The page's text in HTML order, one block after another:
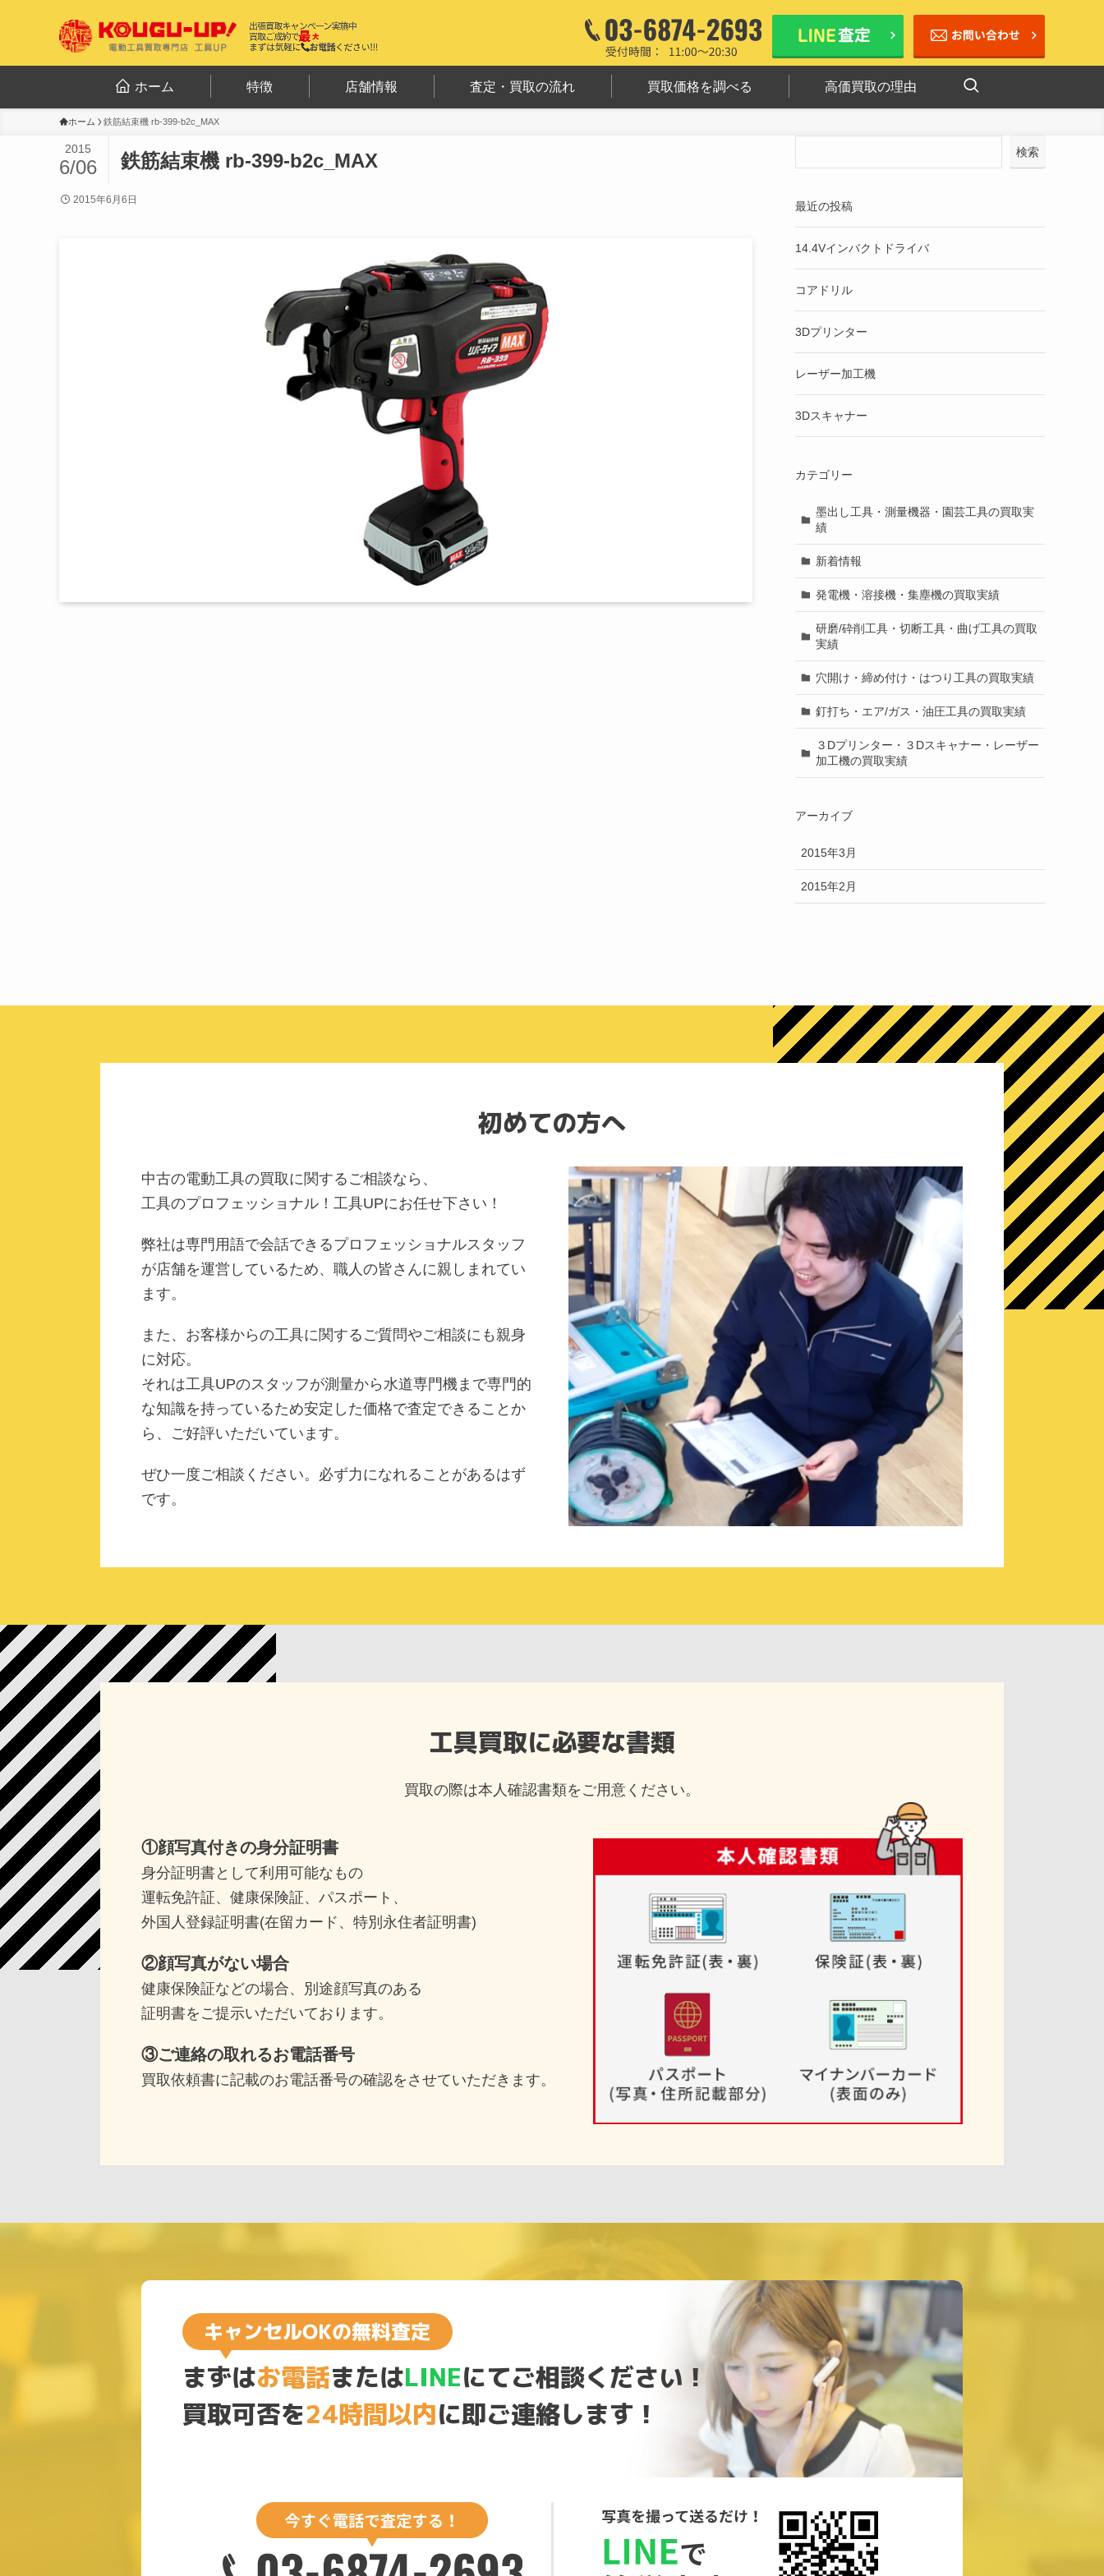
ホーム 特徴 店舗情報 査定・買取の流れ 買取価格を調べる 高価買取の理由
ホーム 鉄筋結束機 rb-399-b2c_MAX
鉄筋結束機 rb-399-b2c_MAX
2015
6/06
2015年6月6日
検索
最近の投稿
14.4Vインバクトドライバ
コアドリル
3Dプリンター
レーザー加工機
3Dスキャナー
カテゴリー
墨出し工具・測量機器・園芸工具の買取実
績
新着情報
発電機・溶接機・集塵機の買取実績
研磨/砕削工具・切断工具・曲げ工具の買取
実績
穴開け・締め付け・はつり工具の買取実績
釘打ち・エア/ガス・油圧工具の買取実績
３Dプリンター・３Dスキャナー・レーザー
加工機の買取実績
アーカイブ
2015年3月
2015年2月
初めての方へ
中古の電動工具の買取に関するご相談なら、
工具のプロフェッショナル！工具UPにお任せ下さい！
弊社は専門用語で会話できるプロフェッショナルスタッフ
が店舗を運営しているため、職人の皆さんに親しまれてい
ます。
また、お客様からの工具に関するご質問やご相談にも親身
に対応。
それは工具UPのスタッフが測量から水道専門機まで専門的
な知識を持っているため安定した価格で査定できることか
ら、ご好評いただいています。
ぜひ一度ご相談ください。必ず力になれることがあるはず
です。
工具買取に必要な書類
買取の際は本人確認書類をご用意ください。
①顔写真付きの身分証明書
身分証明書として利用可能なもの
運転免許証、健康保険証、パスポート、
外国人登録証明書(在留カード、特別永住者証明書)
②顔写真がない場合
健康保険証などの場合、別途顔写真のある
証明書をご提示いただいております。
③ご連絡の取れるお電話番号
買取依頼書に記載のお電話番号の確認をさせていただきます。
まずはお電話またはLINEにてご相談ください！
買取可否を24時間以内に即ご連絡します！